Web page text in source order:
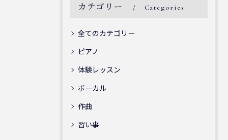
カテゴリー Categories
全てのカテゴリー
ピアノ
体験レッスン
ボーカル
作曲
習い事